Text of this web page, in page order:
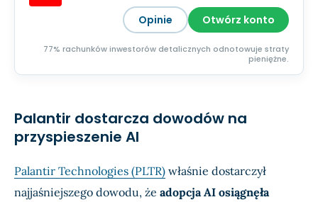
Opinie Otwórz konto
77% rachunków inwestorów detalicznych odnotowuje straty
pieniężne.
Palantir dostarcza dowodów na
przyspieszenie AI
Palantir Technologies (PLTR) właśnie dostarczył
najjaśniejszego dowodu, że adopcja AI osiągnęła